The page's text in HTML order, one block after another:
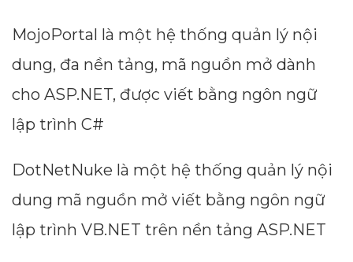
MojoPortal là một hệ thống quản lý nội
dung, đa nền tảng, mã nguồn mở dành
cho ASP.NET, được viết bằng ngôn ngữ
lập trình C#
DotNetNuke là một hệ thống quản lý nội
dung mã nguồn mở viết bằng ngôn ngữ
lập trình VB.NET trên nền tảng ASP.NET